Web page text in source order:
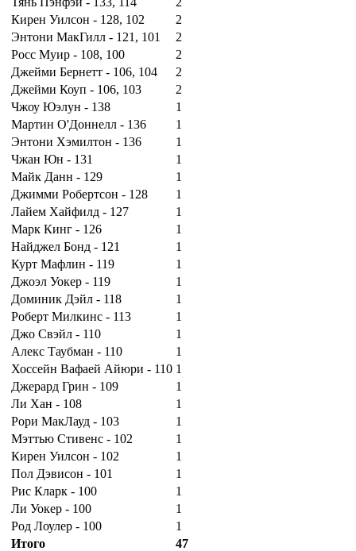
Кирен Уилсон - 128, 102
2
Энтони МакГилл - 121, 101
2
Росс Муир - 108, 100
2
Джейми Бернетт - 106, 104
2
Джейми Коуп - 106, 103
2
Чжоу Юэлун - 138
1
Мартин О'Доннелл - 136
1
Энтони Хэмилтон - 136
1
Чжан Юн - 131
1
Майк Данн - 129
1
Джимми Робертсон - 128
1
Лайем Хайфилд - 127
1
Марк Кинг - 126
1
Найджел Бонд - 121
1
Курт Мафлин - 119
1
Джоэл Уокер - 119
1
Доминик Дэйл - 118
1
Роберт Милкинс - 113
1
Джо Свэйл - 110
1
Алекс Таубман - 110
1
Хоссейн Вафаей Айюри - 110 1
Джерард Грин - 109
1
Ли Хан - 108
1
Рори МакЛауд - 103
1
Мэттью Стивенс - 102
1
Кирен Уилсон - 102
1
Пол Дэвисон - 101
1
Рис Кларк - 100
1
Ли Уокер - 100
1
Род Лоулер - 100
1
Итого
47